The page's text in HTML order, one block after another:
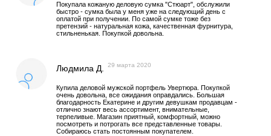
Покупала кожаную деловую сумка "Стюарт", обслужили
быстро - сумка была у меня уже на следующий день с
оплатой при получении. По самой сумке тоже без
претензий - натуральная кожа, качественная фурнитура,
стильненькая. Покупкой довольна.
Людмила Д. 29 марта 2020
Купила деловой мужской портфель Увертюра. Покупкой
очень довольна, все ожидания оправдались. Большая
благодарность Екатерине и другим девушкам продавцам -
отлично знают весь ассортимент, внимательные,
терпеливые. Магазин приятный, комфортный, можно
посмотреть и потрогать все представленные товары.
Собираюсь стать постоянным покупателем.